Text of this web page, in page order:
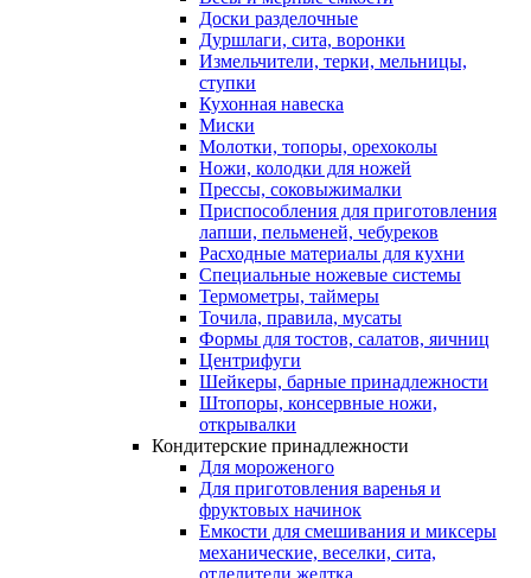
Доски разделочные
Дуршлаги, сита, воронки
Измельчители, терки, мельницы,
ступки
Кухонная навеска
Миски
Молотки, топоры, орехоколы
Ножи, колодки для ножей
Прессы, соковыжималки
Приспособления для приготовления
лапши, пельменей, чебуреков
Расходные материалы для кухни
Специальные ножевые системы
Термометры, таймеры
Точила, правила, мусаты
Формы для тостов, салатов, яичниц
Центрифуги
Шейкеры, барные принадлежности
Штопоры, консервные ножи,
открывалки
Кондитерские принадлежности
Для мороженого
Для приготовления варенья и
фруктовых начинок
Емкости для смешивания и миксеры
механические, веселки, сита,
отделители желтка